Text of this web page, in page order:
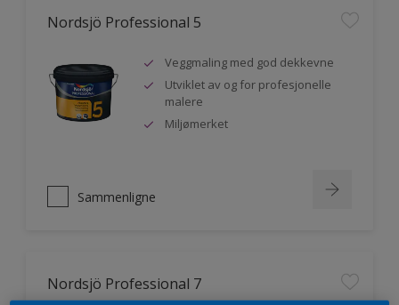
Nordsjö Professional 5
Veggmaling med god dekkevne
Utviklet av og for profesjonelle
malere
Miljømerket
Sammenligne
Nordsjö Professional 7